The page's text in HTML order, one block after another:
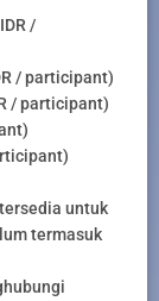
/
/ participant)
/ participant)
untuk
termasuk